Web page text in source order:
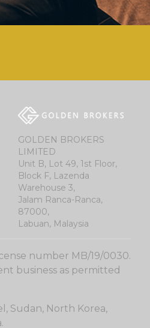
GOLDEN BROKERS
LIMITED
Unit B, Lot 49, 1st Floor,
Block F, Lazenda
Warehouse 3,
Jalam Ranca-Ranca,
87000,
Labuan, Malaysia
number MB/19/0030.
business as permitted
Sudan, North Korea,